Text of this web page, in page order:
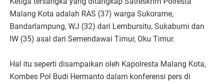
Malang Kota adalah RAS (37) warga Sukorame,
Bandarlampung, WJ (32) dari Lembursitu, Sukabumi dan
IW (35) asal dari Semendawai Timur, Oku Timur.
Hal itu seperti disampaikan oleh Kapolresta Malang Kota,
Kombes Pol Budi Hermanto dalam konferensi pers di